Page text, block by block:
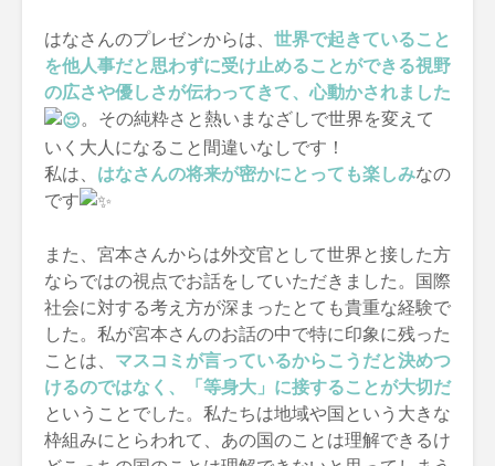
はなさんのプレゼンからは、 世界で起きていること
を他人事だと思わずに受け止めることができる視野
の広さや優しさが伝わってきて、心動かされました
。その純粋さと熱いまなざしで世界を変えて
いく大人になること間違いなしです！
私は、 はなさんの将来が密かにとっても楽しみなの
です
また、宮本さんからは外交官として世界と接した方
ならではの視点でお話をしていただきました。国際
社会に対する考え方が深まったとても貴重な経験で
した。私が宮本さんのお話の中で特に印象に残った
ことは、 マスコミが言っているからこうだと決めつ
けるのではなく、「等身大」に接することが大切だ
ということでした。私たちは地域や国という大きな
枠組みにとらわれて、あの国のことは理解できるけ